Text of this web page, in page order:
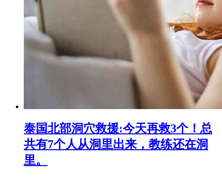
泰国北部洞穴救援:今天再救3个！总
共有7个人从洞里出来，教练还在洞
里。